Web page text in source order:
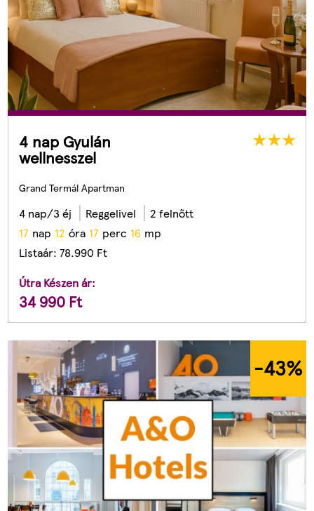
4 nap Gyulán
wellnesszel
Grand Termál Apartman
4 nap/3 éj Reggelivel
2 felnőtt
17 nap 12 óra 17 perc 14 mp
Listaár:78.990 Ft
Útra Készen ár:
34 990 Ft
-43%